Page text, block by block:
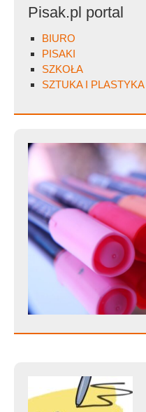
Pisak.pl portal
BIURO
PISAKI
SZKOŁA
SZTUKA I PLASTYKA